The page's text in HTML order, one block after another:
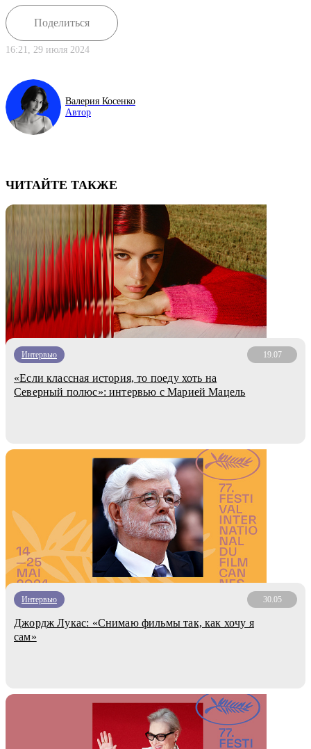
Поделиться
16:21, 29 июля 2024
Валерия Косенко
Автор
ЧИТАЙТЕ ТАКЖЕ
Интервью 19.07
«Если классная история, то поеду хоть на
Северный полюс»: интервью с Марией Мацель
Интервью 30.05
Джордж Лукас: «Снимаю фильмы так, как хочу я
сам»